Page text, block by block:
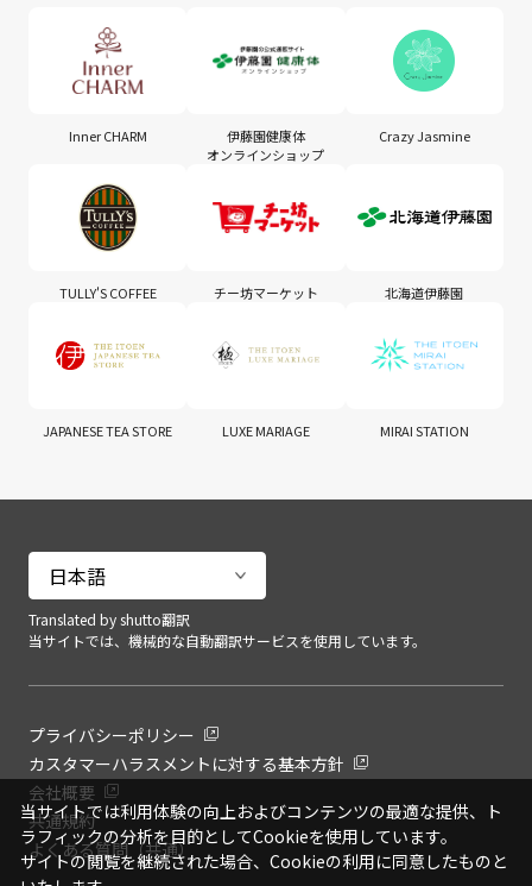
Translated by shutto翻訳
当サイトでは、機械的な自動翻訳サービスを使用しています。
Inner CHARM
伊藤園健康体
オンラインショップ
Crazy Jasmine
TULLY'S COFFEE チー坊マーケット 北海道伊藤園
JAPANESE TEA STORE LUXE MARIAGE MIRAI STATION
プライバシーポリシー
カスタマーハラスメントに対する基本方針
会社概要
共通規約
よくある質問（共通）
当サイトでは利用体験の向上およびコンテンツの最適な提供、ト
ラフィックの分析を目的としてCookieを使用しています。
サイトの閲覧を継続された場合、Cookieの利用に同意したものと